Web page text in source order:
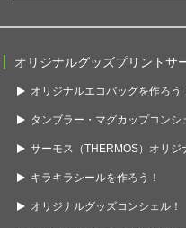
オリジナルグッズプリントサ
オリジナルエコバッグを作ろう
タンブラー・マグカップコンシ
サーモス（THERMOS）オリジ
キラキラシールを作ろう！
オリジナルグッズコンシェル！